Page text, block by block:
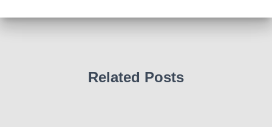
Related Posts